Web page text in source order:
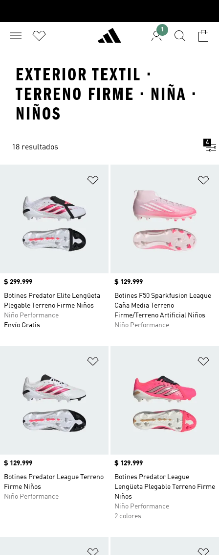
1
EXTERIOR TEXTIL ·
TERRENO FIRME · NIÑA ·
NIÑOS
18 resultados
4
Precio
$ 299.999
Botines Predator Elite Lengüeta
Plegable Terreno Firme Niños
Niño Performance
Envío Gratis
Precio
$ 129.999
Botines F50 Sparkfusion League
Caña Media Terreno
Firme/Terreno Artificial Niños
Niño Performance
Precio
$ 129.999
Botines Predator League Terreno
Firme Niños
Niño Performance
Precio
$ 129.999
Botines Predator League
Lengüeta Plegable Terreno Firme
Niños
Niño Performance
2 colores